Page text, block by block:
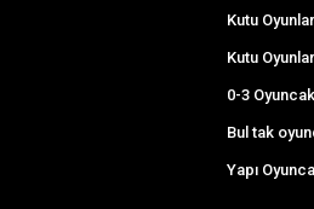
Kutu
Kutu
0-3 Oyuncak
Bul tak
Yapı